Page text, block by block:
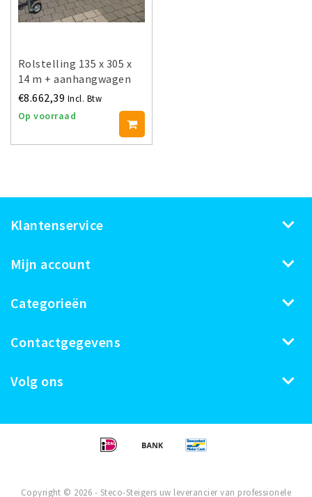
Rolstelling 135 x 305 x
14 m + aanhangwagen
€8.662,39 Incl. Btw
Op voorraad
Klantenservice
Mijn account
Categorieën
Contactgegevens
Volg ons
Copyright © 2026 - Steco-Steigers uw leverancier van professionele